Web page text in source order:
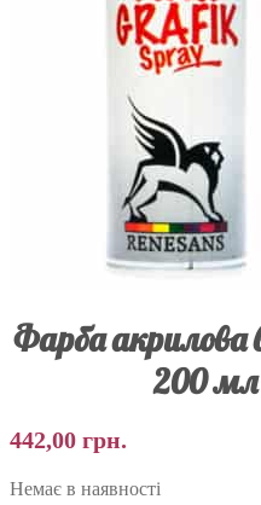
Фарба акрилова
200 мл
442,00 грн.
Немає в наявності